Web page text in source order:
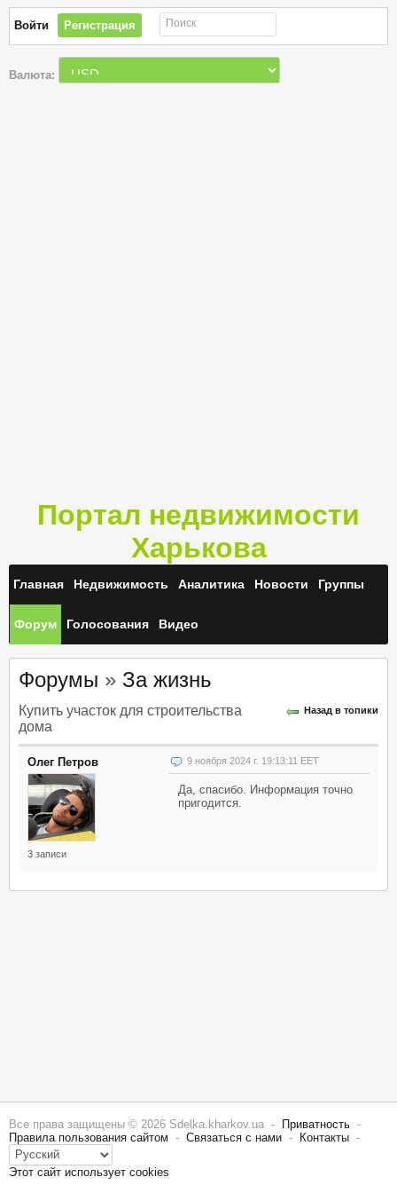
Войти Регистрация Поиск
Валюта:
Портал недвижимости
Харькова
Главная Недвижимость Аналитика Новости Группы
Форум Голосования Видео
Форумы » За жизнь
Назад в топики
Купить участок для строительства
дома
Олег Петров
3 записи
9 ноября 2024 г. 19:13:11 EET
Да, спасибо. Информация точно
пригодится.
Все права защищены © 2026 Sdelka.kharkov.ua - Приватность -
Правила пользования сайтом - Связаться с нами - Контакты -
Этот сайт использует cookies